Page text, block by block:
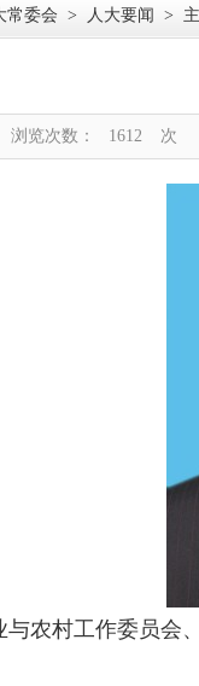
常委会 > 人大要闻 >
浏览次数： 1612 次
农村工作委员会